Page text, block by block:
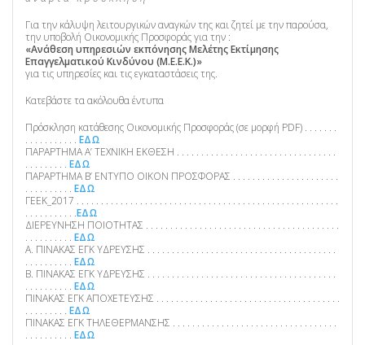
Για την κάλυψη λειτουργικών αναγκών της και ζητεί με την παρούσα,
την υποβολή Οικονομικής Προσφοράς για την :
«Ανάθεση υπηρεσιών εκπόνησης Μελέτης Εκτίμησης
Επαγγελματικού Κινδύνου (Μ.Ε.Ε.Κ.)»
για τις υπηρεσίες και τις εγκαταστάσεις της.
Κατεβάστε τα ακόλουθα έντυπα
Πρόσκληση κατάθεσης Οικονομικής Προσφοράς (σε μορφή PDF) . . . . . . .
. . . . . . . . . . . ΕΔΩ
ΠΑΡΑΡΤΗΜΑ Α’ ΤΕΧΝΙΚΗ ΕΚΘΕΣΗ . . . . . . . . . . . . . . . . . . . . . . . . . . . . . . . . .
. . . . . . . . . ΕΔΩ
ΠΑΡΑΡΤΗΜΑ Β’ ΕΝΤΥΠΟ ΟΙΚΟΝ ΠΡΟΣΦΟΡΑΣ . . . . . . . . . . . . . . . . . . . . . .
. . . . . . . . . . ΕΔΩ
ΓΕΕΚ_2017 . . . . . . . . . . . . . . . . . . . . . . . . . . . . . . . . . . . . . . . . . . . . . . . . . . . . . .
. . . . . . . . . . .ΕΔΩ
ΔΙΕΡΕΥΝΗΣΗ ΠΟΙΟΤΗΤΑΣ . . . . . . . . . . . . . . . . . . . . . . . . . . . . . . . . . . . . . . . .
. . . . . . . . . . ΕΔΩ
Α. ΠΙΝΑΚΑΣ ΕΓΚ ΥΔΡΕΥΣΗΣ . . . . . . . . . . . . . . . . . . . . . . . . . . . . . . . . . . . . . . .
. . . . . . . . . . ΕΔΩ
Β. ΠΙΝΑΚΑΣ ΕΓΚ ΥΔΡΕΥΣΗΣ . . . . . . . . . . . . . . . . . . . . . . . . . . . . . . . . . . . . . . .
. . . . . . . . . . ΕΔΩ
ΠΙΝΑΚΑΣ ΕΓΚ ΑΠΟΧΕΤΕΥΣΗΣ . . . . . . . . . . . . . . . . . . . . . . . . . . . . . . . . . . . . . .
. . . . . . . . . ΕΔΩ
ΠΙΝΑΚΑΣ ΕΓΚ ΤΗΛΕΘΕΡΜΑΝΣΗΣ . . . . . . . . . . . . . . . . . . . . . . . . . . . . . . . . . .
. . . . . . . . . . ΕΔΩ